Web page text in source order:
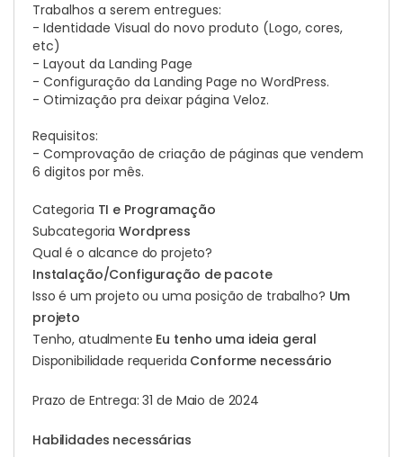
Trabalhos a serem entregues:
- Identidade Visual do novo produto (Logo, cores,
etc)
- Layout da Landing Page
- Configuração da Landing Page no WordPress.
- Otimização pra deixar página Veloz.
Requisitos:
- Comprovação de criação de páginas que vendem
6 digitos por mês.
Categoria TI e Programação
SubcategoriaWordpress
Qual é o alcance do projeto?
Instalação/Configuração de pacote
Isso é um projeto ou uma posição de trabalho? Um
projeto
Tenho, atualmente Eu tenho uma ideia geral
Disponibilidade requerida Conforme necessário
Prazo de Entrega: 31 de Maio de 2024
Habilidades necessárias